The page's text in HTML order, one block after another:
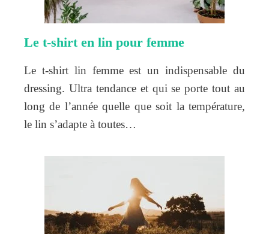
Le t-shirt en lin pour femme
Le t-shirt lin femme est un indispensable du
dressing. Ultra tendance et qui se porte tout au
long de l’année quelle que soit la température,
le lin s’adapte à toutes…